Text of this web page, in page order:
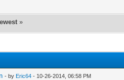
»
- by Eric64 - 10-26-2014, 06:58 PM